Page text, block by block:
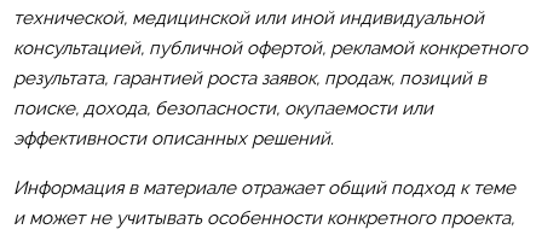
технической, медицинской или иной индивидуальной
консультацией, публичной офертой, рекламой конкретного
результата, гарантией роста заявок, продаж, позиций в
поиске, дохода, безопасности, окупаемости или
эффективности описанных решений.
Информация в материале отражает общий подход к теме
и может не учитывать особенности конкретного проекта,